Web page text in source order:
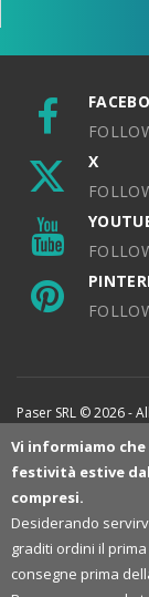
X
Paser SRL © 2026 -
Vi informiamo
festività estive dal
compresi.
Desiderando
graditi ordini il
consegne prima